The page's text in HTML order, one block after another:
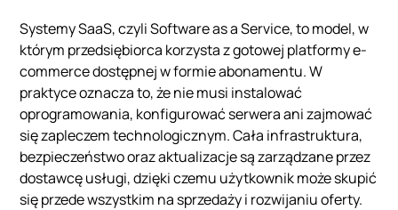
Systemy SaaS, czyli Software as a Service, to model, w
którym przedsiębiorca korzysta z gotowej platformy e-
commerce dostępnej w formie abonamentu. W
praktyce oznacza to, że nie musi instalować
oprogramowania, konfigurować serwera ani zajmować
się zapleczem technologicznym. Cała infrastruktura,
bezpieczeństwo oraz aktualizacje są zarządzane przez
dostawcę usługi, dzięki czemu użytkownik może skupić
się przede wszystkim na sprzedaży i rozwijaniu oferty.